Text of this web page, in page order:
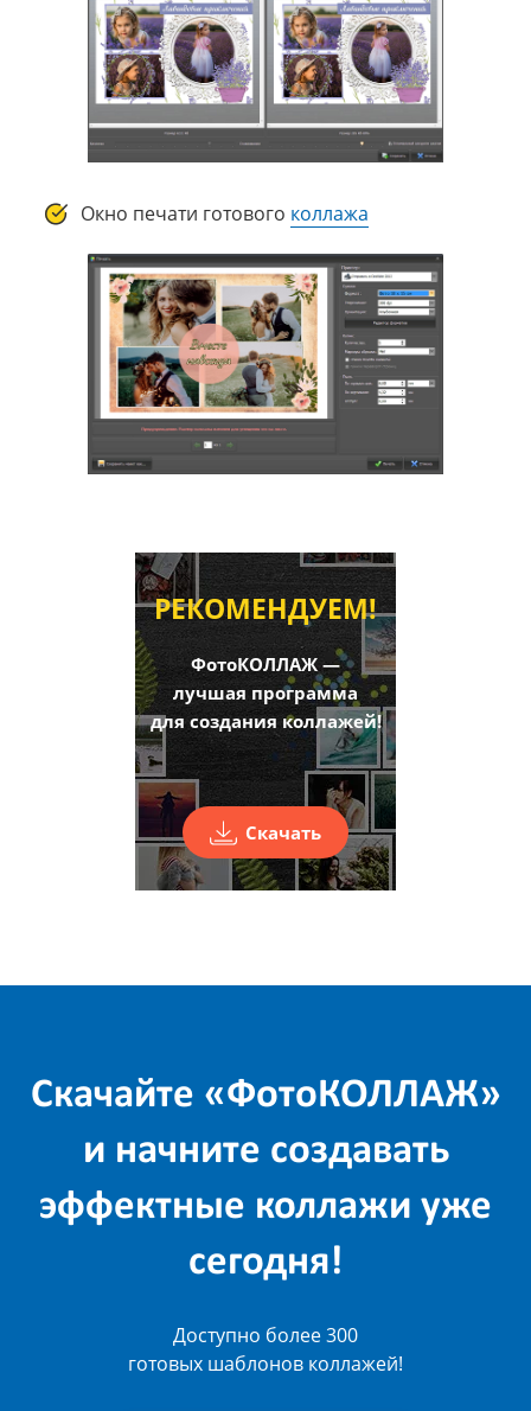
Окно печати готового коллажа
РЕКОМЕНДУЕМ!
ФотоКОЛЛАЖ —
лучшая программа
для создания коллажей!
Скачать
Скачайте «ФотоКОЛЛАЖ»
и начните создавать
эффектные коллажи уже
сегодня!
Доступно более 300
готовых шаблонов коллажей!